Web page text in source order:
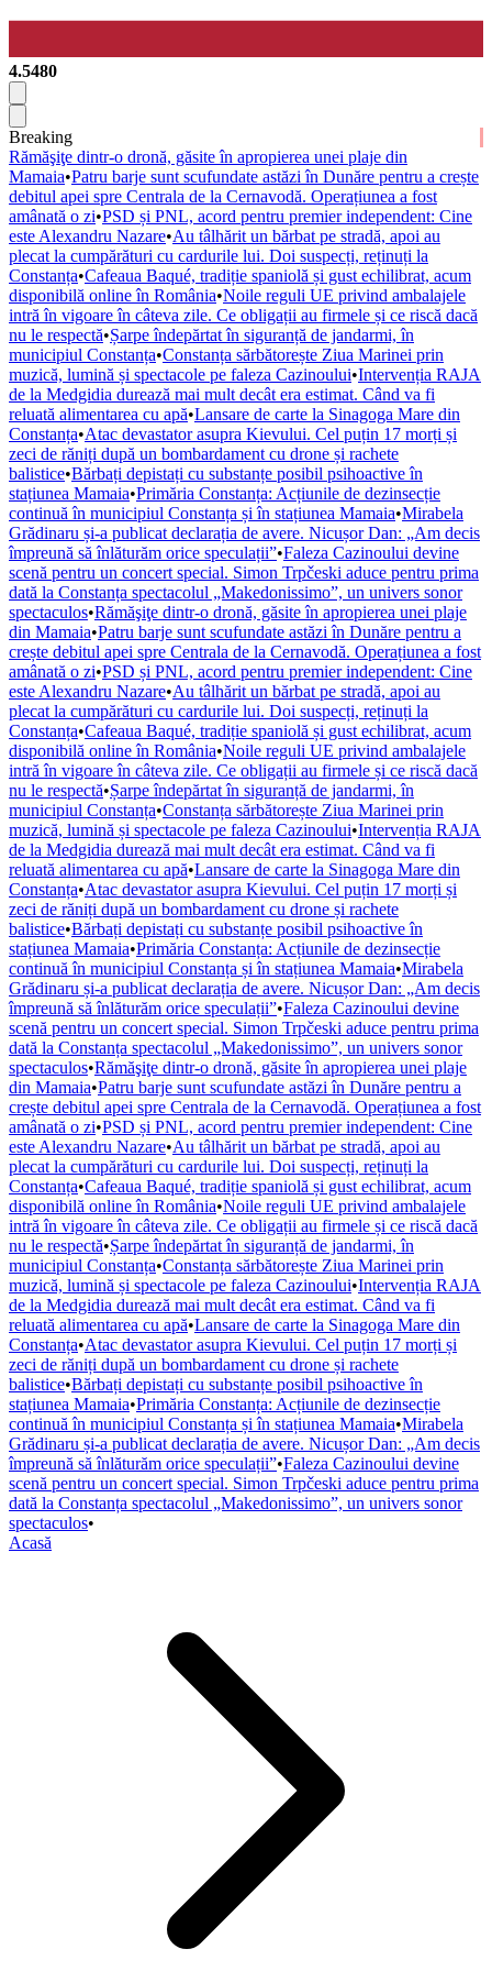
4.5480
Breaking
Rămăşiţe dintr-o dronă, găsite în apropierea unei plaje din
Mamaia•Patru barje sunt scufundate astăzi în Dunăre pentru a crește
debitul apei spre Centrala de la Cernavodă. Operațiunea a fost
amânată o zi•PSD și PNL, acord pentru premier independent: Cine
este Alexandru Nazare•Au tâlhărit un bărbat pe stradă, apoi au
plecat la cumpărături cu cardurile lui. Doi suspecți, reținuți la
Constanța•Cafeaua Baqué, tradiție spaniolă și gust echilibrat, acum
disponibilă online în România•Noile reguli UE privind ambalajele
intră în vigoare în câteva zile. Ce obligații au firmele și ce riscă dacă
nu le respectă•Șarpe îndepărtat în siguranță de jandarmi, în
municipiul Constanța•Constanța sărbătorește Ziua Marinei prin
muzică, lumină și spectacole pe faleza Cazinoului•Intervenția RAJA
de la Medgidia durează mai mult decât era estimat. Când va fi
reluată alimentarea cu apă•Lansare de carte la Sinagoga Mare din
Constanța•Atac devastator asupra Kievului. Cel puțin 17 morți și
zeci de răniți după un bombardament cu drone și rachete
balistice•Bărbați depistați cu substanțe posibil psihoactive în
stațiunea Mamaia•Primăria Constanța: Acțiunile de dezinsecție
continuă în municipiul Constanța și în stațiunea Mamaia•Mirabela
Grădinaru și-a publicat declarația de avere. Nicușor Dan: „Am decis
împreună să înlăturăm orice speculații”•Faleza Cazinoului devine
scenă pentru un concert special. Simon Trpčeski aduce pentru prima
dată la Constanța spectacolul „Makedonissimo”, un univers sonor
spectaculos•Rămăşiţe dintr-o dronă, găsite în apropierea unei plaje
din Mamaia•Patru barje sunt scufundate astăzi în Dunăre pentru a
crește debitul apei spre Centrala de la Cernavodă. Operațiunea a fost
amânată o zi•PSD și PNL, acord pentru premier independent: Cine
este Alexandru Nazare•Au tâlhărit un bărbat pe stradă, apoi au
plecat la cumpărături cu cardurile lui. Doi suspecți, reținuți la
Constanța•Cafeaua Baqué, tradiție spaniolă și gust echilibrat, acum
disponibilă online în România•Noile reguli UE privind ambalajele
intră în vigoare în câteva zile. Ce obligații au firmele și ce riscă dacă
nu le respectă•Șarpe îndepărtat în siguranță de jandarmi, în
municipiul Constanța•Constanța sărbătorește Ziua Marinei prin
muzică, lumină și spectacole pe faleza Cazinoului•Intervenția RAJA
de la Medgidia durează mai mult decât era estimat. Când va fi
reluată alimentarea cu apă•Lansare de carte la Sinagoga Mare din
Constanța•Atac devastator asupra Kievului. Cel puțin 17 morți și
zeci de răniți după un bombardament cu drone și rachete
balistice•Bărbați depistați cu substanțe posibil psihoactive în
stațiunea Mamaia•Primăria Constanța: Acțiunile de dezinsecție
continuă în municipiul Constanța și în stațiunea Mamaia•Mirabela
Grădinaru și-a publicat declarația de avere. Nicușor Dan: „Am decis
împreună să înlăturăm orice speculații”•Faleza Cazinoului devine
scenă pentru un concert special. Simon Trpčeski aduce pentru prima
dată la Constanța spectacolul „Makedonissimo”, un univers sonor
spectaculos•Rămăşiţe dintr-o dronă, găsite în apropierea unei plaje
din Mamaia•Patru barje sunt scufundate astăzi în Dunăre pentru a
crește debitul apei spre Centrala de la Cernavodă. Operațiunea a fost
amânată o zi•PSD și PNL, acord pentru premier independent: Cine
este Alexandru Nazare•Au tâlhărit un bărbat pe stradă, apoi au
plecat la cumpărături cu cardurile lui. Doi suspecți, reținuți la
Constanța•Cafeaua Baqué, tradiție spaniolă și gust echilibrat, acum
disponibilă online în România•Noile reguli UE privind ambalajele
intră în vigoare în câteva zile. Ce obligații au firmele și ce riscă dacă
nu le respectă•Șarpe îndepărtat în siguranță de jandarmi, în
municipiul Constanța•Constanța sărbătorește Ziua Marinei prin
muzică, lumină și spectacole pe faleza Cazinoului•Intervenția RAJA
de la Medgidia durează mai mult decât era estimat. Când va fi
reluată alimentarea cu apă•Lansare de carte la Sinagoga Mare din
Constanța•Atac devastator asupra Kievului. Cel puțin 17 morți și
zeci de răniți după un bombardament cu drone și rachete
balistice•Bărbați depistați cu substanțe posibil psihoactive în
stațiunea Mamaia•Primăria Constanța: Acțiunile de dezinsecție
continuă în municipiul Constanța și în stațiunea Mamaia•Mirabela
Grădinaru și-a publicat declarația de avere. Nicușor Dan: „Am decis
împreună să înlăturăm orice speculații”•Faleza Cazinoului devine
scenă pentru un concert special. Simon Trpčeski aduce pentru prima
dată la Constanța spectacolul „Makedonissimo”, un univers sonor
spectaculos•
Acasă